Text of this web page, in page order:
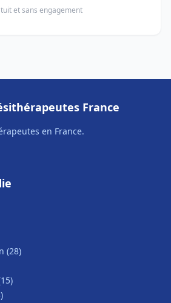
et sans engagement
France
en France.
(28)